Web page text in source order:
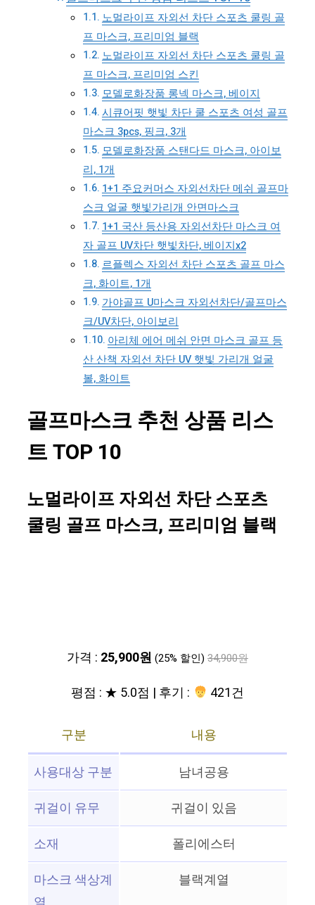
노멀라이프 자외선 차단 스포츠 쿨링 골
프 마스크, 프리미엄 블랙
노멀라이프 자외선 차단 스포츠 쿨링 골
프 마스크, 프리미엄 스킨
모델로화장품 롱넥 마스크, 베이지
시큐어핏 햇빛 차단 쿨 스포츠 여성 골프
마스크 3pcs, 핑크, 3개
모델로화장품 스탠다드 마스크, 아이보
리, 1개
1+1 주요커머스 자외선차단 메쉬 골프마
스크 얼굴 햇빛가리개 안면마스크
1+1 국산 등산용 자외선차단 마스크 여
자 골프 UV차단 햇빛차단, 베이지x2
르플렉스 자외선 차단 스포츠 골프 마스
크, 화이트, 1개
가야골프 U마스크 자외선차단/골프마스
크/UV차단, 아이보리
아리체 에어 메쉬 안면 마스크 골프 등
산 산책 자외선 차단 UV 햇빛 가리개 얼굴
볼, 화이트
골프마스크 추천 상품 리스
트 TOP 10
노멀라이프 자외선 차단 스포츠
쿨링 골프 마스크, 프리미엄 블랙
가격 : 25,900원 (25% 할인) 34,900원
평점 : ★ 5.0점 | 후기 : 421건
구분
내용
사용대상 구분
남녀공용
귀걸이 유무
귀걸이 있음
소재
폴리에스터
마스크 색상계
블랙계열